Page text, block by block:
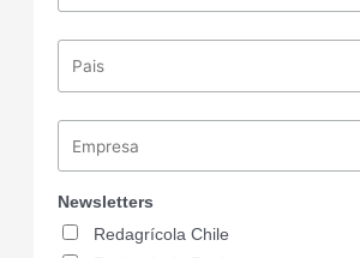
Newsletters
Redagrícola Chile